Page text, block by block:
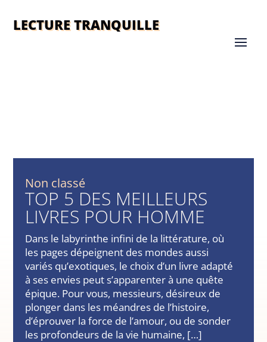
LECTURE TRANQUILLE
Non classé
TOP 5 DES MEILLEURS
LIVRES POUR HOMME
Dans le labyrinthe infini de la littérature, où
les pages dépeignent des mondes aussi
variés qu’exotiques, le choix d’un livre adapté
à ses envies peut s’apparenter à une quête
épique. Pour vous, messieurs, désireux de
plonger dans les méandres de l’histoire,
d’éprouver la force de l’amour, ou de sonder
les profondeurs de la vie humaine, […]